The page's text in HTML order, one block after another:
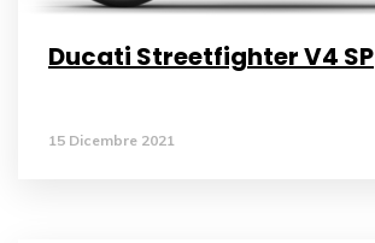
Ducati Streetfighter V4 SP
15 Dicembre 2021